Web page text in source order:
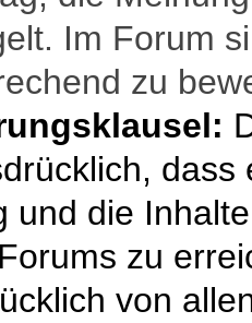
Im Forum
zu
und die
zu
von